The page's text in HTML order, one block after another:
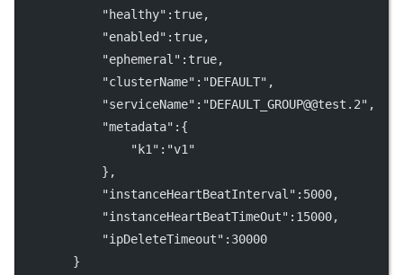
            "healthy":true,
            "enabled":true,
            "ephemeral":true,
            "clusterName":"DEFAULT",
            "serviceName":"DEFAULT_GROUP@@test.2",
            "metadata":{
                "k1":"v1"
            },
            "instanceHeartBeatInterval":5000,
            "instanceHeartBeatTimeOut":15000,
            "ipDeleteTimeout":30000
        }